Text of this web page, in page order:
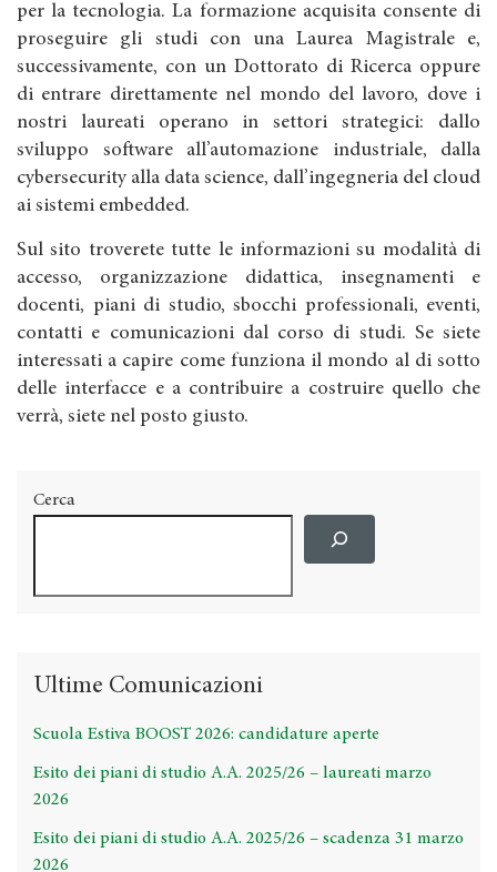
per la tecnologia. La formazione acquisita consente di
proseguire gli studi con una Laurea Magistrale e,
successivamente, con un Dottorato di Ricerca oppure
di entrare direttamente nel mondo del lavoro, dove i
nostri laureati operano in settori strategici: dallo
sviluppo software all’automazione industriale, dalla
cybersecurity alla data science, dall’ingegneria del cloud
ai sistemi embedded.
Sul sito troverete tutte le informazioni su modalità di
accesso, organizzazione didattica, insegnamenti e
docenti, piani di studio, sbocchi professionali, eventi,
contatti e comunicazioni dal corso di studi. Se siete
interessati a capire come funziona il mondo al di sotto
delle interfacce e a contribuire a costruire quello che
verrà, siete nel posto giusto.
Cerca
Ultime Comunicazioni
Scuola Estiva BOOST 2026: candidature aperte
Esito dei piani di studio A.A. 2025/26 – laureati marzo
2026
Esito dei piani di studio A.A. 2025/26 – scadenza 31 marzo
2026